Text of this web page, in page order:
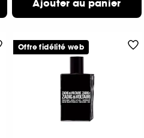
Ajouter au panier
Offre fidélité web